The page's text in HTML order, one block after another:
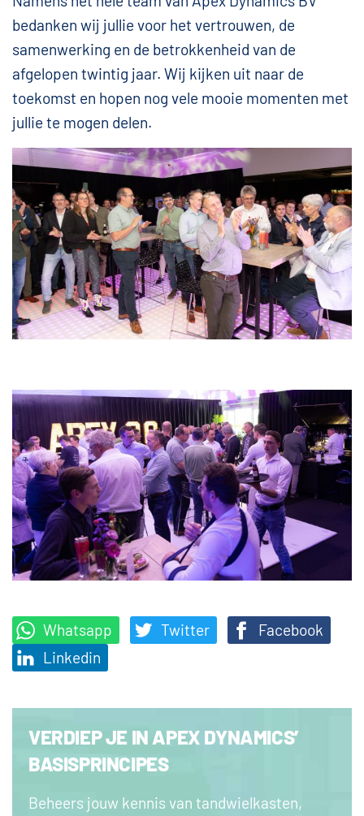
bedanken wij jullie voor het vertrouwen, de
samenwerking en de betrokkenheid van de
afgelopen twintig jaar. Wij kijken uit naar de
toekomst en hopen nog vele mooie momenten met
jullie te mogen delen.
Whatsapp Twitter
Facebook
Linkedin
VERDIEP JE IN APEX DYNAMICS’
BASISPRINCIPES
Beheers jouw kennis van tandwielkasten,